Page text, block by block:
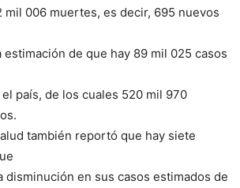
mil 006 muertes, es decir, 695 nuevos
de que hay 89 mil 025 casos
país, de los cuales 520 mil 970
también reportó que hay siete
disminución en sus casos estimados de